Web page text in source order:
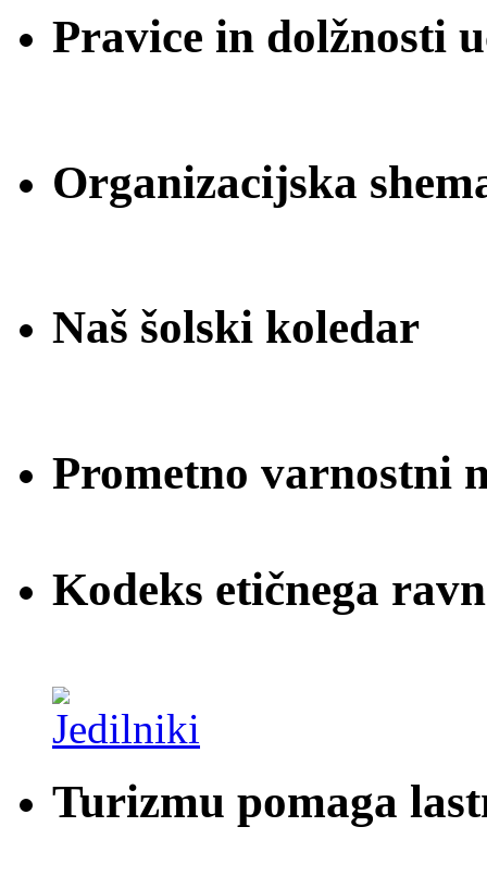
Pravice in dolžnosti
Organizacijska
Naš šolski koledar
Prometno varnostni
Kodeks etičnega
Turizmu pomaga